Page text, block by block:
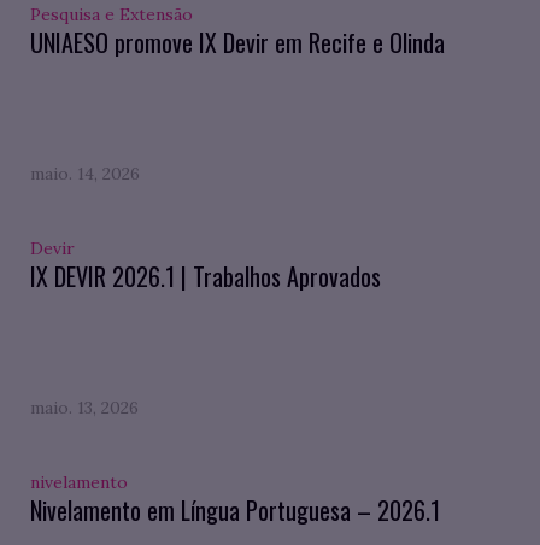
Pesquisa e Extensão
UNIAESO promove IX Devir em Recife e Olinda
maio. 14, 2026
Devir
IX DEVIR 2026.1 | Trabalhos Aprovados
maio. 13, 2026
nivelamento
Nivelamento em Língua Portuguesa – 2026.1